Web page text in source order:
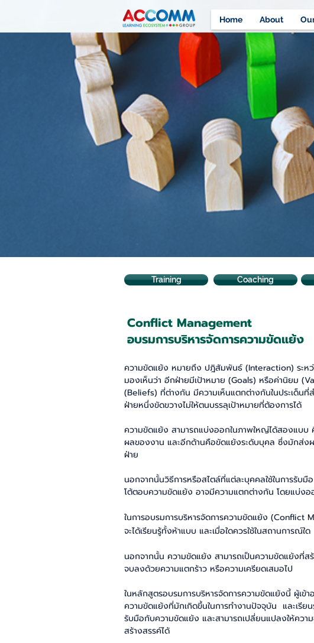
Home About
Training Coaching
Conflict Management
อบรมการบริหารจัดการความขัดแย้ง
ความขัดแย้ง หมายถึง​ ปฎิสัมพันธ์ (Interaction) ระห
มองเห็นว่า อีกฝ่ายมีเป้าหมาย (Goals) หรือค่านิยม
(Beliefs) ที่ต่างกัน มีความเห็นแตกต่างกันในประเด็น
ฝ่ายหนึ่งขัดขวางไม่ให้ตนบรรลุเป้าหมายที่ต้องการได้
ความขัดแย้ง สามารถแบ่งออกในภาพใหญ่ได้สองแบบ
ผลของงาน และอีกด้านคือขัดแย้งระดับบุคล ซึ่งมักส่ง
ฝ่าย
นอกจากนั้นวิธีการหรือสไตล์ที่แต่ละบุคคลใช้ในการรับมื
โต้ตอบความขัดแย้ง อาจมีความแตกต่างกัน โดยแบ่งอ
ในการอบรมการบริหารจัดการความขัดแย้ง (Conflict
จะได้เรียนรู้ทั้งห้าแบบ และเมื่อใดควรใช้ในสถานการณ์ใด
นอกจากนั้น ความขัดแย้ง สามารถเป็นความขัดแย้งที่ส
จบลงด้วยความแตกร้าว หรือความเครียดเสมอไป
ในหลักสูตรอบรมการบริหารจัดการความขัดแย้งนี้ ผู้เข้า
ความขัดแย้งที่มักเกิดขึ้นในการทำงานปัจจุบัน และเรีย
รับมือกับความขัดแย้ง และสามารถเปลี่ยนแปลงให้ควา
สร้างสรรค์ได้